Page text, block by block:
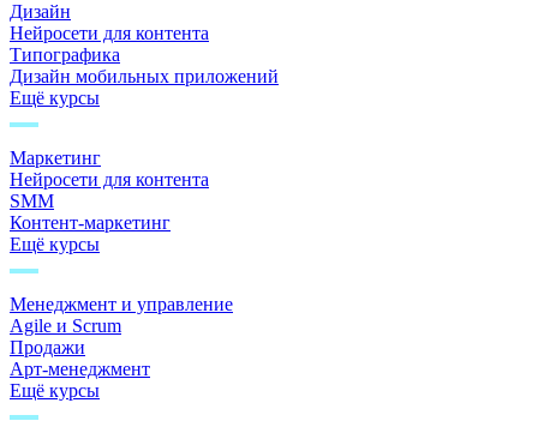
Дизайн
Нейросети для контента
Типографика
Дизайн мобильных приложений
Ещё курсы
Маркетинг
Нейросети для контента
SMM
Контент-маркетинг
Ещё курсы
Менеджмент и управление
Agile и Scrum
Продажи
Арт-менеджмент
Ещё курсы